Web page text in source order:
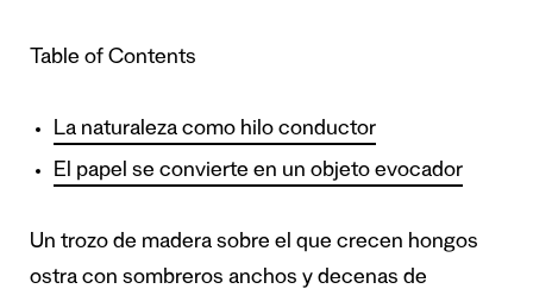
Table of Contents
La naturaleza como hilo conductor
El papel se convierte en un objeto evocador
Un trozo de madera sobre el que crecen hongos
ostra con sombreros anchos y decenas de